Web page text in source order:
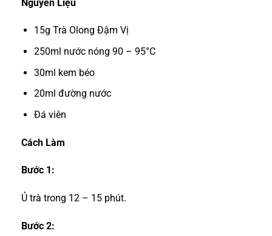
Nguyên Liệu
15g Trà Olong Đậm Vị
250ml nước nóng 90 – 95°C
30ml kem béo
20ml đường nước
Đá viên
Cách Làm
Bước 1:
Ủ trà trong 12 – 15 phút.
Bước 2: